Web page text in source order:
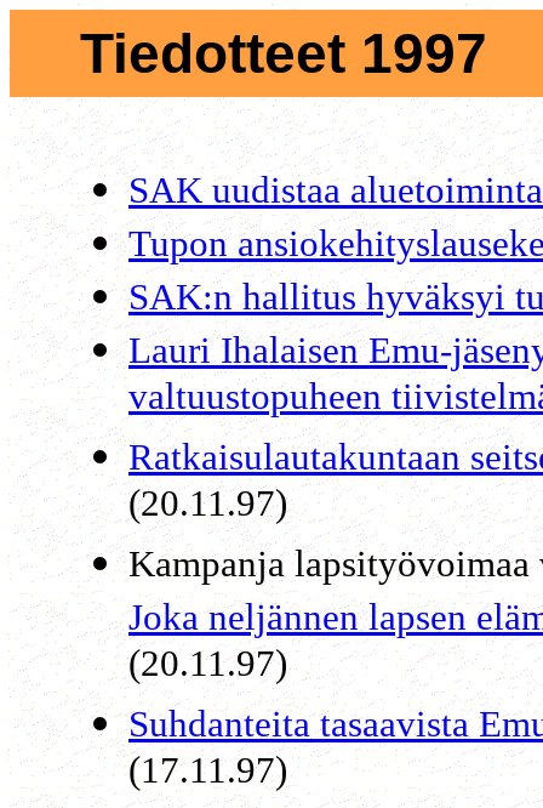
Tiedotteet 1997
x x
SAK uudistaa
Tupon
SAK:n hallitus hyväksyi
Lauri Ihalaisen Emu-
valtuustopuheen
Ratkaisulautakuntaan
(20.11.97)
Kampanja lapsityövoimaa
Joka neljännen lapsen
(20.11.97)
Suhdanteita tasaavista
(17.11.97)